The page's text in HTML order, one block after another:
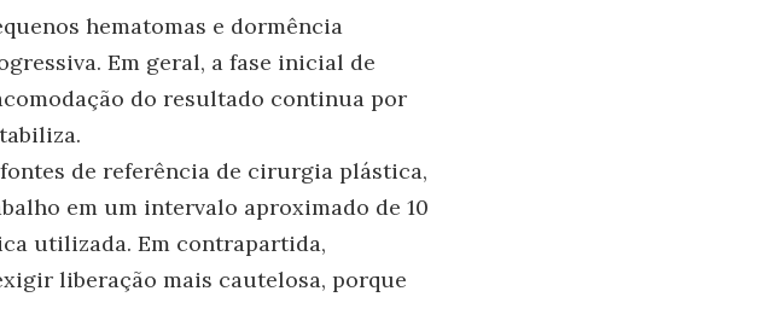
hematomas e dormência
Em geral, a fase inicial de
do resultado continua por
de referência de cirurgia plástica,
em um intervalo aproximado de 10
utilizada. Em contrapartida,
liberação mais cautelosa, porque